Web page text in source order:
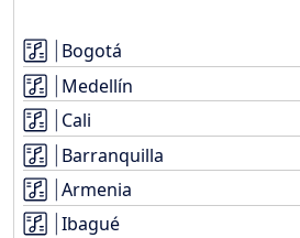
Bogotá
Medellín
Cali
Barranquilla
Armenia
Ibagué